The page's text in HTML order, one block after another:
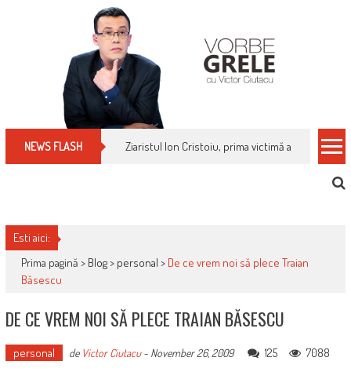
NEWS FLASH Cum îți schimbi, rapid, gratuit și eficient,
Esti aici:
Prima pagină > Blog> personal > De ce vrem noi să plece Traian
Băsescu
DE CE VREM NOI SĂ PLECE TRAIAN BĂSESCU
personal de Victor Ciutacu- November 26, 2009 125 7088